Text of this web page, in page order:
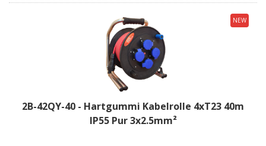
NEW
2B-42QY-40 - Hartgummi Kabelrolle 4xT23 40m
IP55 Pur 3x2.5mm²